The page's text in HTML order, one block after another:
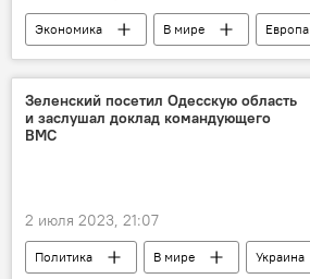
Экономика В мире
Европа
тарифы
Зеленский посетил Одесскую область
и заслушал доклад командующего
ВМС
2 июля 2023, 21:07
Политика В мире
Украина